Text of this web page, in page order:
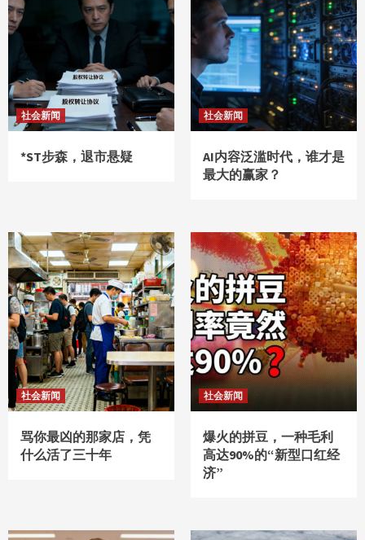
社会新闻
*ST步森，退市悬疑
社会新闻
AI内容泛滥时代，谁才是
最大的赢家？
社会新闻
骂你最凶的那家店，凭
什么活了三十年
社会新闻
爆火的拼豆，一种毛利
高达90%的“新型口红经
济”